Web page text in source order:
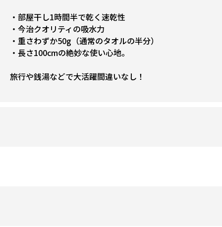
・部屋干し1時間半で乾く速乾性
・今治クオリティの吸水力
・重さわずか50g（通常のタオルの半分）
・長さ100cmの絶妙な使い心地。
旅行や銭湯などで大活躍間違いなし！